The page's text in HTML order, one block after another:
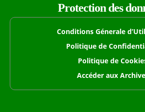
Protection des
Conditions Génerale
Politique de
Politique de
Accéder aux